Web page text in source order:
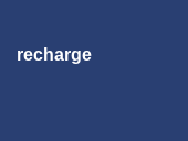
recharge